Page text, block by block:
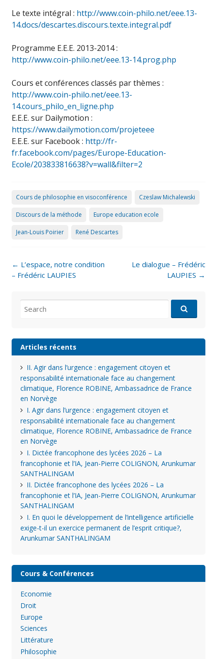
Le texte intégral : http://www.coin-philo.net/eee.13-
14.docs/descartes.discours.texte.integral.pdf
Programme E.E.E. 2013-2014 :
http://www.coin-philo.net/eee.13-14.prog.php
Cours et conférences classés par thèmes :
http://www.coin-philo.net/eee.13-
14.cours_philo_en_ligne.php
E.E.E. sur Dailymotion :
https://www.dailymotion.com/projeteee
E.E.E. sur Facebook : http://fr-
fr.facebook.com/pages/Europe-Education-
Ecole/203833816638?v=wall&filter=2
Cours de philosophie en visoconférence Czeslaw Michalewski
Discours de la méthode Europe education ecole
Jean-Louis Poirier René Descartes
Post
navigation
← L’espace, notre condition
– Frédéric LAUPIES
Le dialogue – Frédéric
LAUPIES →
for:
Articles récents
II. Agir dans l’urgence : engagement citoyen et
responsabilité internationale face au changement
climatique, Florence ROBINE, Ambassadrice de France
en Norvège
I. Agir dans l’urgence : engagement citoyen et
responsabilité internationale face au changement
climatique, Florence ROBINE, Ambassadrice de France
en Norvège
I. Dictée francophone des lycées 2026 – La
francophonie et l’IA, Jean-Pierre COLIGNON, Arunkumar
SANTHALINGAM
II. Dictée francophone des lycées 2026 – La
francophonie et l’IA, Jean-Pierre COLIGNON, Arunkumar
SANTHALINGAM
I. En quoi le développement de l’intelligence artificielle
exige-t-il un exercice permanent de l’esprit critique?,
Arunkumar SANTHALINGAM
Cours & Conférences
Economie
Droit
Europe
Sciences
Littérature
Philosophie